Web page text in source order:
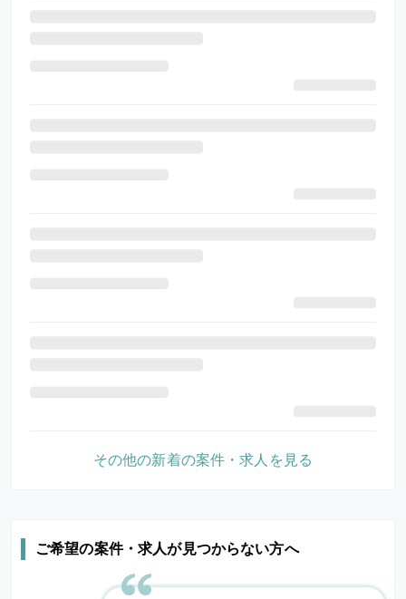
ご希望の案件・求人が見つからない方へ
その他の新着の案件・求人を見る